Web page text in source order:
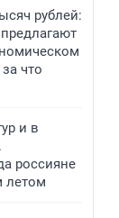
рублей:
что
и в
россияне
летом